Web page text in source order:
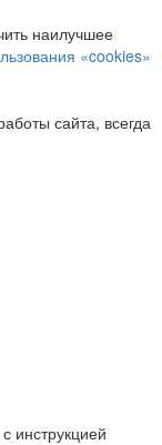
наилучшее
«cookies»
сайта, всегда
инструкцией